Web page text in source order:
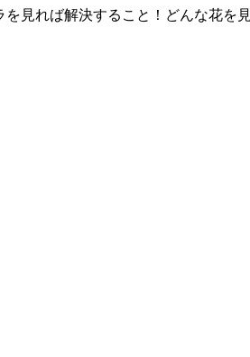
見れば解決すること！どんな花を